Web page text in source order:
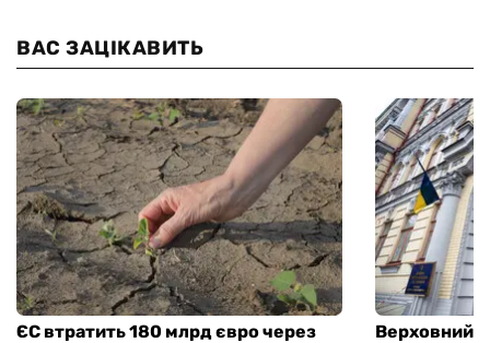
ВАС ЗАЦІКАВИТЬ
ЄС втратить 180 млрд євро через
Верховний